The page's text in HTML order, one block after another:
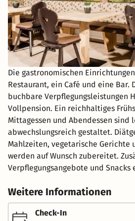
Die gastronomischen
Restaurant, ein Café und eine Bar.
buchbare Verpflegungsleistungen
Vollpension. Ein reichhaltiges
Mittagessen und Abendessen sind
abwechslungsreich gestaltet.
Mahlzeiten, vegetarische Gerichte
werden auf Wunsch zubereitet.
Verpflegungsangebote und Snacks
Weitere Informationen
Check-In